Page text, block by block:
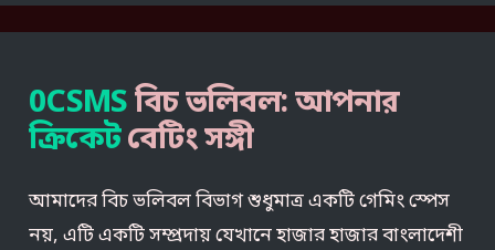
0CSMSবিচ ভলিবল: আপনার
ক্রিকেটবেটিং সঙ্গী
আমাদের বিচ ভলিবল বিভাগ শুধুমাত্র একটি গেমিং স্পেস
নয়, এটি একটি সম্প্রদায় যেখানে হাজার হাজার বাংলাদেশী